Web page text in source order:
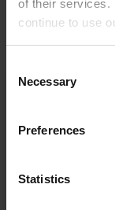
of their services.
continue to use
Selection
Necessary
Preferences
Statistics
Silvester im